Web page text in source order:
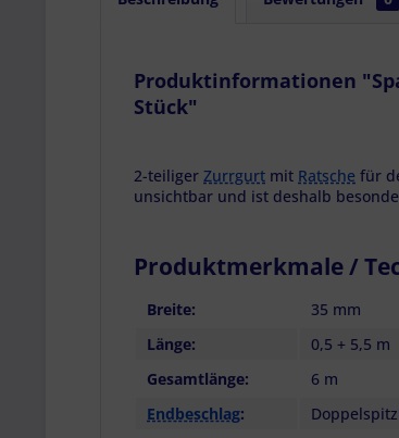
Produktinformationen
Stück"
2-teiliger Zurrgurt mit Ratsche für
unsichtbar und ist deshalb
Produktmerkmale /
Breite:
35 mm
Länge:
0,5 + 5,5 m
Gesamtlänge:
6 m
Endbeschlag: